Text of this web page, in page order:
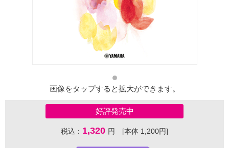
画像をタップすると拡大ができます。
好評発売中
税込： 1,320 円 [本体 1,200円]